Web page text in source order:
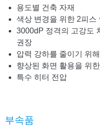
용도별 건축 자재
색상 변경을 위한 2피스
3000dP 정격의 고강도
권장
압력 강하를 줄이기 위
향상된 화면 활용을 위
특수 히터 전압
부속품